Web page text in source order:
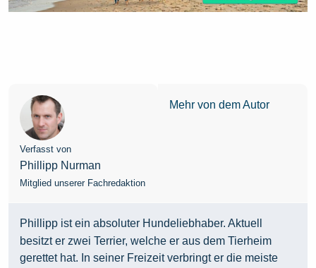
Verfasst von
Phillipp Nurman
Mitglied unserer Fachredaktion
Mehr von dem Autor
Phillipp ist ein absoluter Hundeliebhaber. Aktuell
besitzt er zwei Terrier, welche er aus dem Tierheim
gerettet hat. In seiner Freizeit verbringt er die meiste